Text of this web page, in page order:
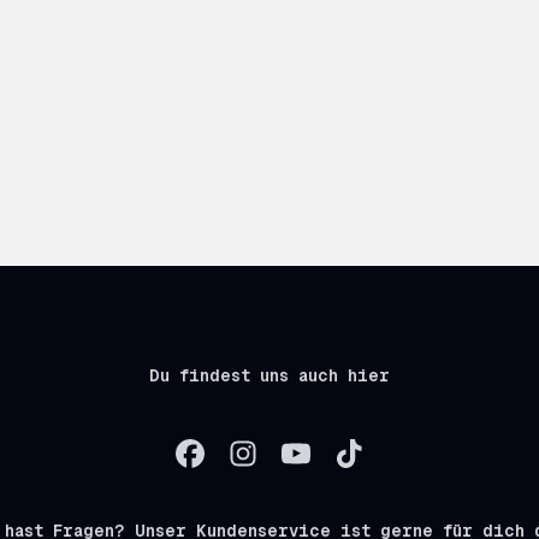
Du findest uns auch hier
hast Fragen? Unser Kundenservice ist gerne für dich